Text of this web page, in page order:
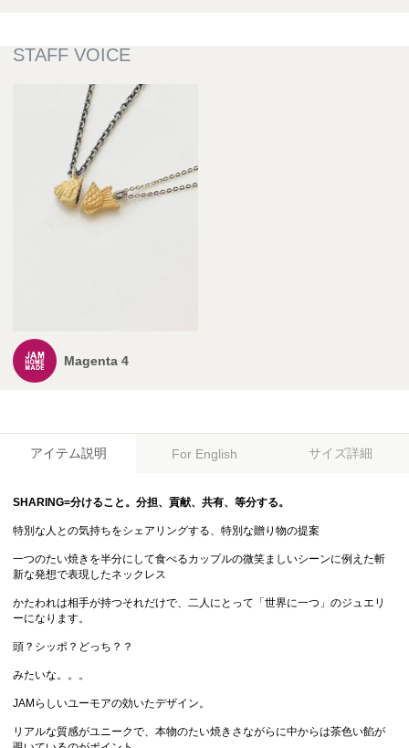
Magenta 4
アイテム説明 For English サイズ詳細
SHARING=分けること。分担、貢献、共有、等分する。
特別な人との気持ちをシェアリングする、特別な贈り物の提案
一つのたい焼きを半分にして食べるカップルの微笑ましいシーンに例えた斬
新な発想で表現したネックレス
かたわれは相手が持つそれだけで、二人にとって「世界に一つ」のジュエリ
ーになります。
頭？シッポ？どっち？？
みたいな。。。
JAMらしいユーモアの効いたデザイン。
リアルな質感がユニークで、本物のたい焼きさながらに中からは茶色い餡が